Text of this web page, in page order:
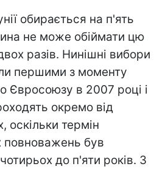
обирається на п'ять
не може обіймати цю
разів. Нинішні вибори
першими з моменту
Євросоюзу в 2007 році і
окремо від
оскільки термін
повноважень був
до п'яти років. З